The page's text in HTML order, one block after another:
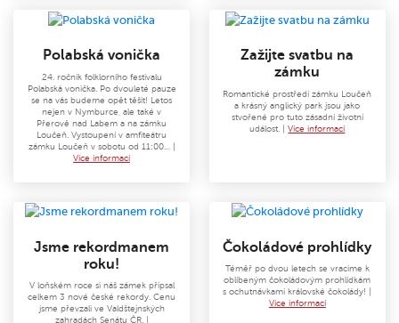
Polabská vonička
24. ročník folklorního festivalu
Polabská vonička. Po dvouleté pauze
se na vás budeme opět těšit! Letos
nejen v Nymburce, ale také v
Přerově nad Labem a na zámku
Loučeň. Vystoupení v amfiteátru
zámku Loučeň v sobotu od 11:00… |
Více informací
Zažijte svatbu na
zámku
Romantické prostředí zámku Loučeň
a krásný anglický park jsou jako
stvořené pro tuto zásadní životní
událost. |Více informací
Jsme rekordmanem
roku!
V loňském roce si náš zámek připsal
celkem 3 nové české rekordy. Cenu
jsme převzali ve Valdštejnských
zahradách Senátu ČR. |
Čokoládové prohlídky
Téměř po dvou letech se vracíme k
oblíbeným čokoládovým prohlídkám
s ochutnávkami královské čokolády! |
Více informací